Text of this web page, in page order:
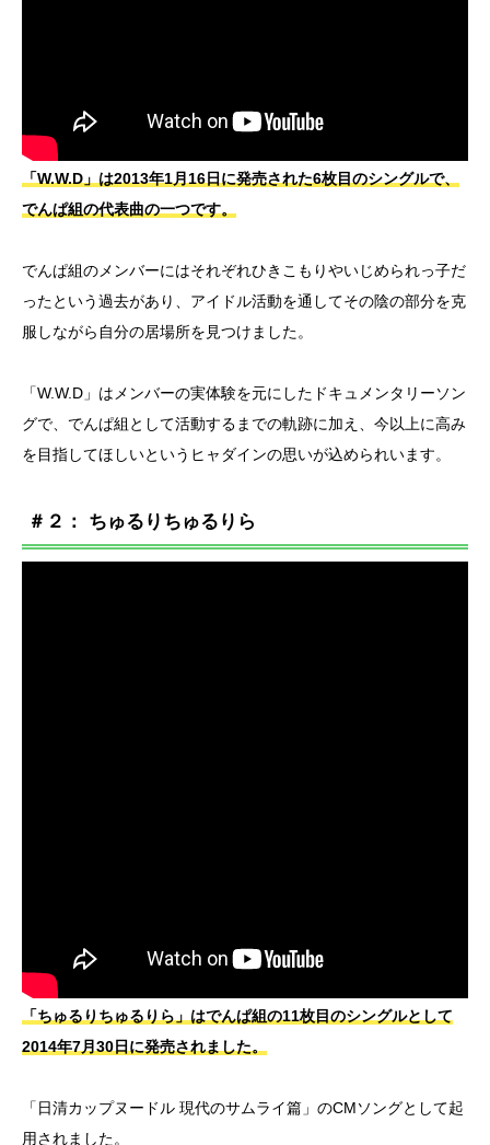
「W.W.D」は2013年1月16日に発売された6枚目のシングルで、
でんぱ組の代表曲の一つです。
でんぱ組のメンバーにはそれぞれひきこもりやいじめられっ子だ
ったという過去があり、アイドル活動を通してその陰の部分を克
服しながら自分の居場所を見つけました。
「W.W.D」はメンバーの実体験を元にしたドキュメンタリーソン
グで、でんぱ組として活動するまでの軌跡に加え、今以上に高み
を目指してほしいというヒャダインの思いが込められいます。
＃２： ちゅるりちゅるりら
「ちゅるりちゅるりら」はでんぱ組の11枚目のシングルとして
2014年7月30日に発売されました。
「日清カップヌードル 現代のサムライ篇」のCMソングとして起
用されました。